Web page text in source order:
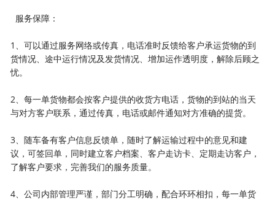
服务保障：
1、可以通过服务网络或传真，电话准时反馈给客户承运货物的到
货情况、途中运行情况及发货情况、增加运作透明度，解除后顾之
忧。
2、每一单货物都会按客户提供的收货方电话，货物的到站的当天
与对方客户联系，通过传真，电话或邮件通知对方准确的提货。
3、随车备有客户信息反馈单，随时了解运输过程中的意见和建
议，可签回单，同时建立客户档案、客户走访卡、定期走访客户，
了解客户要求，完善我们的服务质量。
4、公司内部管理严谨，部门分工明确，配合环环相扣，每一单货